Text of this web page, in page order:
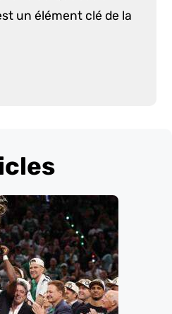
un élément clé de la